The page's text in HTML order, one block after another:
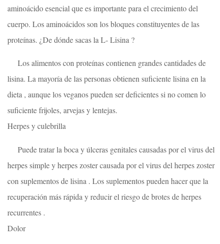
aminoácido esencial que es importante para el crecimiento del
cuerpo. Los aminoácidos son los bloques constituyentes de las
proteínas. ¿De dónde sacas la L- Lisina ?
Los alimentos con proteínas contienen grandes cantidades de
lisina. La mayoría de las personas obtienen suficiente lisina en la
dieta , aunque los veganos pueden ser deficientes si no comen lo
suficiente frijoles, arvejas y lentejas.
Herpes y culebrilla
Puede tratar la boca y úlceras genitales causadas por el virus del
herpes simple y herpes zoster causada por el virus del herpes zoster
con suplementos de lisina . Los suplementos pueden hacer que la
recuperación más rápida y reducir el riesgo de brotes de herpes
recurrentes .
Dolor